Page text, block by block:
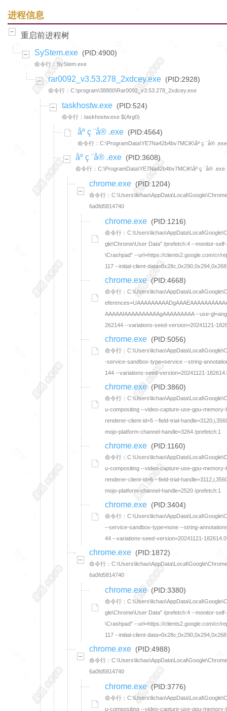
进程信息
重启前进程树
SyStem.exe (PID:4900)
命令行：SyStem.exe
rar0092_v3.53.278_2xdcey.exe (PID:2928)
命令行：C:\program\38800\Rar0092_v3.53.278_2xdcey.exe
taskhostw.exe (PID:524)
命令行：taskhostw.exe $(Arg0)
åº ç ¨å® .exe (PID:4564)
命令行：C:\ProgramData\YE7Na42b4bv7MCiK\åº ç ¨å® .exe
åº ç ¨å® .exe (PID:3608)
命令行：C:\ProgramData\YE7Na42b4bv7MCiK\åº ç ¨å® .exe
chrome.exe (PID:1204)
命令行：
6a0fd5814740
chrome.exe (PID:1216)
命令行：
gle\Chrome\User Data" /prefetch:4 --monitor-
\Crashpad" --url=https://clients2.google.com/cr/
117 --initial-client-
chrome.exe (PID:4668)
命令行：
AAAAAIAAAAAAAAAAgAAAAAAAAA --use-
262144 --variations-seed-version=20241121-
chrome.exe (PID:5056)
命令行：
-service-sandbox-type=service --string-
144 --variations-seed-version=20241121-
chrome.exe (PID:3860)
命令行：
u-compositing --video-capture-use-gpu-
renderer-client-id=5 --field-trial-
mojo-platform-channel-handle=3264 /prefetch:1
chrome.exe (PID:1160)
命令行：
u-compositing --video-capture-use-gpu-
renderer-client-id=6 --field-trial-
mojo-platform-channel-handle=2520 /prefetch:1
chrome.exe (PID:3404)
命令行：
--service-sandbox-type=none --string-
44 --variations-seed-version=20241121-
chrome.exe (PID:1872)
命令行：
6a0fd5814740
chrome.exe (PID:3380)
命令行：
gle\Chrome\User Data" /prefetch:4 --monitor-
\Crashpad" --url=https://clients2.google.com/cr/
117 --initial-client-
chrome.exe (PID:4988)
命令行：
6a0fd5814740
chrome.exe (PID:3776)
命令行：
u-compositing --video-capture-use-gpu-